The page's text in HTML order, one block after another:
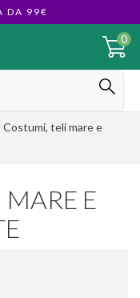
DA 99€
0
Costumi, teli mare e
E